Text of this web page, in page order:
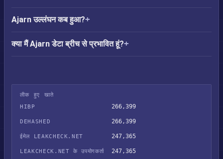
Ajarn उल्लंघन कब हुआ?
क्या मैं Ajarn डेटा ब्रीच से प्रभावित हूं?
लीक हुए खाते
HIBP
266,399
DEHASHED 266,399
ईमेल LEAKCHECK.NET 247,365
LEAKCHECK.NET के उपयोगकर्ता 247,365